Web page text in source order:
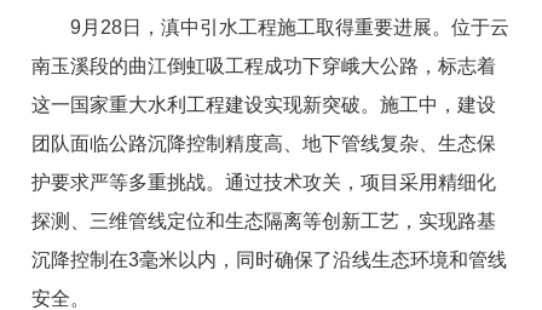
9月28日，滇中引水工程施工取得重要进展。位于云
南玉溪段的曲江倒虹吸工程成功下穿峨大公路，标志着
这一国家重大水利工程建设实现新突破。施工中，建设
团队面临公路沉降控制精度高、地下管线复杂、生态保
护要求严等多重挑战。通过技术攻关，项目采用精细化
探测、三维管线定位和生态隔离等创新工艺，实现路基
沉降控制在3毫米以内，同时确保了沿线生态环境和管线
安全。